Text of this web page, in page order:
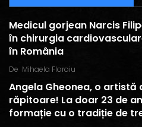
Medicul gorjean Narcis
în chirurgia
în România
De Mihaela Floroiu
Angela Gheonea, o artistă
răpitoare! La doar 23 de
formație cu o tradiție de